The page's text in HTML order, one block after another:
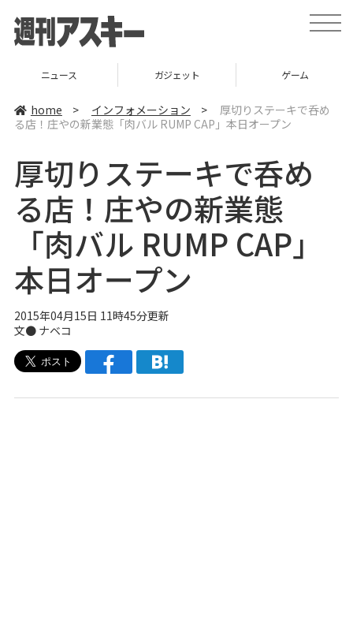
t
o
v
ニュース ガジェット ゲーム
home > インフォメーション >
厚切りステーキで呑め
る店！庄やの新業態「肉バル RUMP CAP」本日オープン
厚切りステーキで呑め
る店！庄やの新業態
「肉バル RUMP CAP」
本日オープン
2015年04月15日 11時45分更新
文● ナベコ